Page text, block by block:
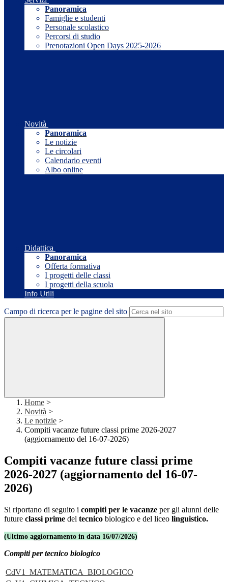
Panoramica
Famiglie e studenti
Personale scolastico
Percorsi di studio
Prenotazioni Open Days 2025-2026
Novità
Panoramica
Le notizie
Le circolari
Calendario eventi
Albo online
Didattica
Panoramica
Offerta formativa
I progetti delle classi
I progetti della scuola
Info Utili
Campo di ricerca per le pagine del sito
Home >
Novità >
Le notizie >
Compiti vacanze future classi prime 2026-2027
(aggiornamento del 16-07-2026)
Compiti vacanze future classi prime
2026-2027 (aggiornamento del 16-07-
2026)
Si riportano di seguito i compiti per le vacanze per gli alunni delle
future classi prime del tecnico biologico e del liceo linguistico.
(Ultimo aggiornamento in data 16/07/2026)
Compiti per tecnico biologico
CdV1_MATEMATICA_BIOLOGICO